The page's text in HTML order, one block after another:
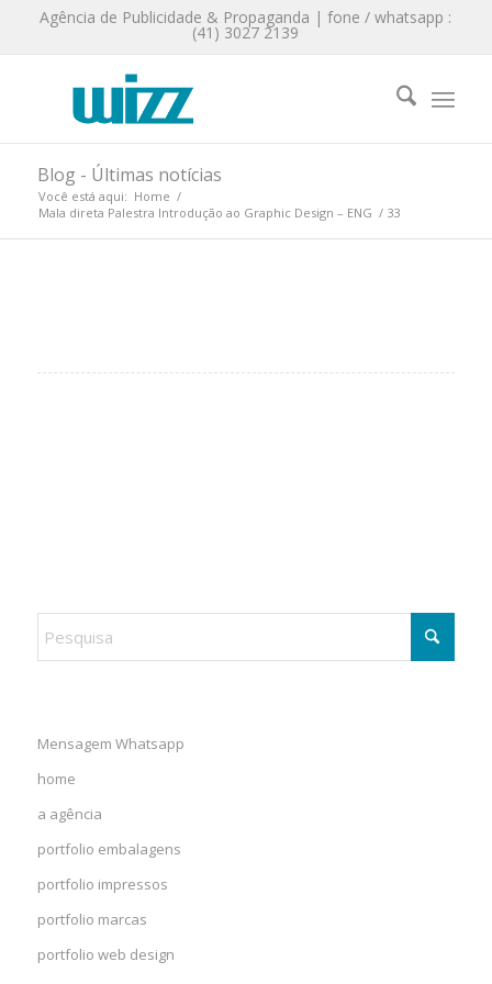
Agência de Publicidade & Propaganda | fone / whatsapp :
(41) 3027 2139
Blog - Últimas notícias
Você está aqui: Home /
Mala direta Palestra Introdução ao Graphic Design – ENG / 33
Mensagem Whatsapp
home
a agência
portfolio embalagens
portfolio impressos
portfolio marcas
portfolio web design